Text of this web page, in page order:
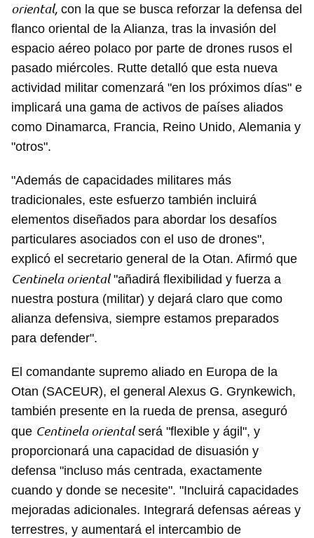
oriental, con la que se busca reforzar la defensa del
flanco oriental de la Alianza, tras la invasión del
espacio aéreo polaco por parte de drones rusos el
pasado miércoles. Rutte detalló que esta nueva
actividad militar comenzará "en los próximos días" e
implicará una gama de activos de países aliados
como Dinamarca, Francia, Reino Unido, Alemania y
"otros".
"Además de capacidades militares más
tradicionales, este esfuerzo también incluirá
elementos diseñados para abordar los desafíos
particulares asociados con el uso de drones",
explicó el secretario general de la Otan. Afirmó que
Centinela oriental"añadirá flexibilidad y fuerza a
nuestra postura (militar) y dejará claro que como
alianza defensiva, siempre estamos preparados
para defender".
El comandante supremo aliado en Europa de la
Otan (SACEUR), el general Alexus G. Grynkewich,
también presente en la rueda de prensa, aseguró
que Centinela orientalserá "flexible y ágil", y
proporcionará una capacidad de disuasión y
defensa "incluso más centrada, exactamente
cuando y donde se necesite". "Incluirá capacidades
mejoradas adicionales. Integrará defensas aéreas y
terrestres, y aumentará el intercambio de